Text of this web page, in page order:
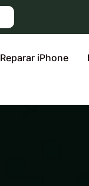
Reparar iPhone